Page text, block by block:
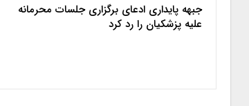
جبهه پایداری ادعای برگزاری جلسات محرمانه
علیه پزشکیان را رد کرد